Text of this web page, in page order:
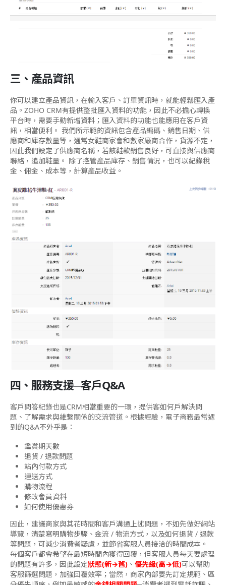
三、產品資訊
你可以建立產品資訊，在輸入客戶、訂單資訊時，就能輕鬆匯入產
品。ZOHO CRM有提供整批匯入資料的功能，因此不必擔心轉換
平台時，需要手動新增資料；匯入資料的功能也能應用在客戶資
訊，相當便利。 我們所示範的資訊包含產品編碼、銷售日期、供
應商和庫存數量等，通常女鞋商家會和數家廠商合作，貨源不定，
因此我們設定了供應商名稱，若該鞋款銷售良好，可直接與供應商
聯絡，追加鞋量。 除了控管產品庫存、銷售情況，也可以紀錄稅
金、佣金、成本等，計算產品收益。
四、服務支援─客戶Q&A
客戶問答紀錄也是CRM相當重要的一環，提供客如何戶解決問
題、了解需求與維繫關係的交流管道。根據經驗，電子商務最常遇
到的Q&A不外乎是：
鑑賞期天數
退貨 / 退款問題
站內付款方式
運送方式
購物流程
修改會員資料
如何使用優惠券
因此，建議商家與其花時間和客戶溝通上述問題，不如先做好網站
導覽，清楚寫明購物步驟、金流 / 物流方式，以及如何退貨 / 退款
等問題，可減少消費者疑慮，並節省客服人員接洽的時間成本。
每個客戶都會希望在最短時間內獲得回覆，但客服人員每天要處理
的問題有許多，因此設定狀態(新→舊) 、 優先級(高→低)可以幫助
客服篩選問題，加強回覆效率；當然，商家內部要先訂定規範、區